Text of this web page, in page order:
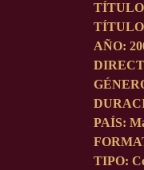
AÑO:
PAÍS:
TIPO: